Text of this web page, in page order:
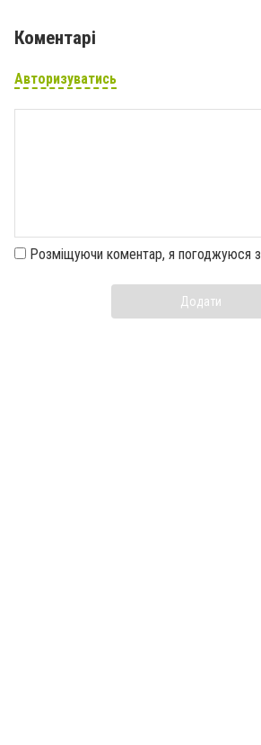
Коментарі
Авторизуватись
Розміщуючи коментар, я погоджуюся з
Додати